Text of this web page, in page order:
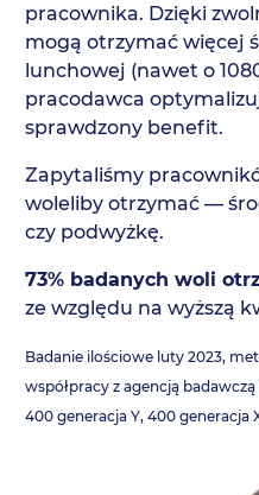
pracownika. Dzięki
mogą otrzymać więcej
lunchowej (nawet o
pracodawca
sprawdzony benefit.
Zapytaliśmy
woleliby otrzymać —
czy podwyżkę.
73% badanych woli
ze względu na wyższą
Badanie ilościowe luty 2023,
współpracy z agencją
400 generacja Y, 400 generacja